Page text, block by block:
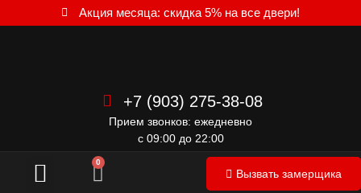
Акция месяца: скидка 5% на все двери!
+7 (903) 275-38-08
Прием звонков: ежедневно
с 09:00 до 22:00
0
Вызвать замерщика